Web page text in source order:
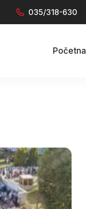
035/318-630
Početna